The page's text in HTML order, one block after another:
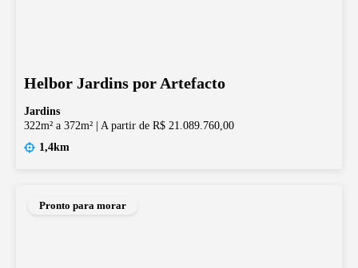
Helbor Jardins por Artefacto
Jardins
322m² a 372m²
A partir de R$ 21.089.760,00
1,4km
Pronto para morar